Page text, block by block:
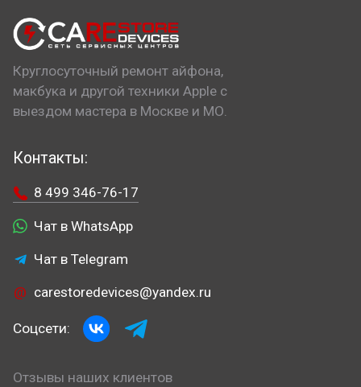
Круглосуточный ремонт айфона,
макбука и другой техники Apple с
выездом мастера в Москве и МО.
Контакты:
8 499 346-76-17
Чат в WhatsApp
Чат в Telegram
carestoredevices@yandex.ru
Соцсети:
Отзывы наших клиентов